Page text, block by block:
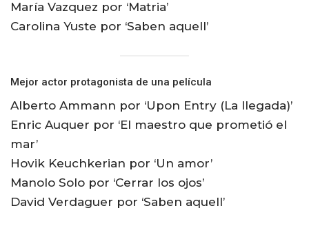
María Vazquez por ‘Matria’
Carolina Yuste por ‘Saben aquell’
Mejor actor protagonista de una película
Alberto Ammann por ‘Upon Entry (La llegada)’
Enric Auquer por ‘El maestro que prometió el
mar’
Hovik Keuchkerian por ‘Un amor’
Manolo Solo por ‘Cerrar los ojos’
David Verdaguer por ‘Saben aquell’